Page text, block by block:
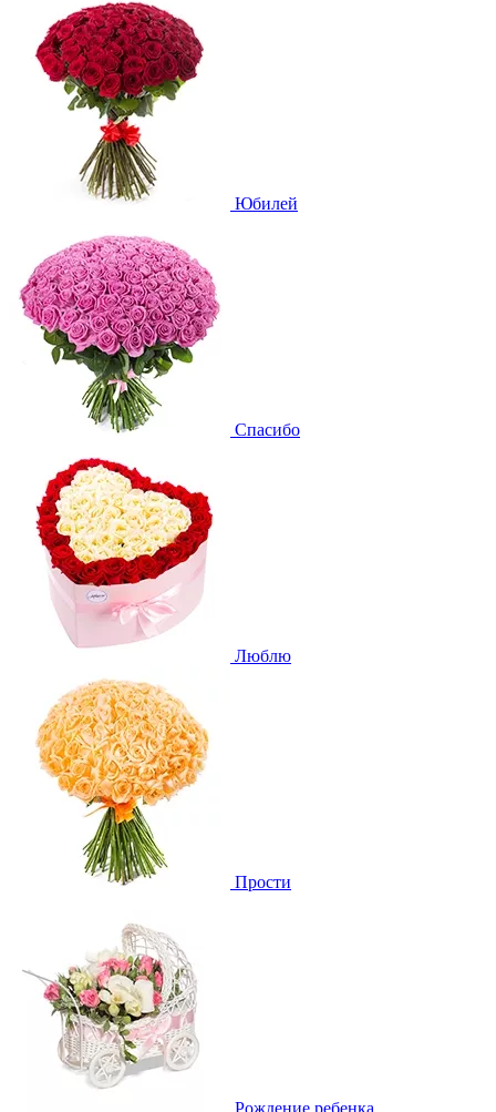
Юбилей
Спасибо
Люблю
Прости
Рождение ребенка